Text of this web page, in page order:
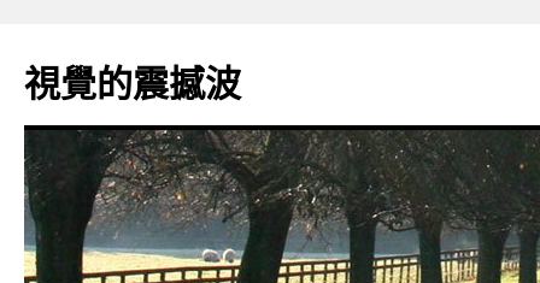
主
要
視覺的震撼波